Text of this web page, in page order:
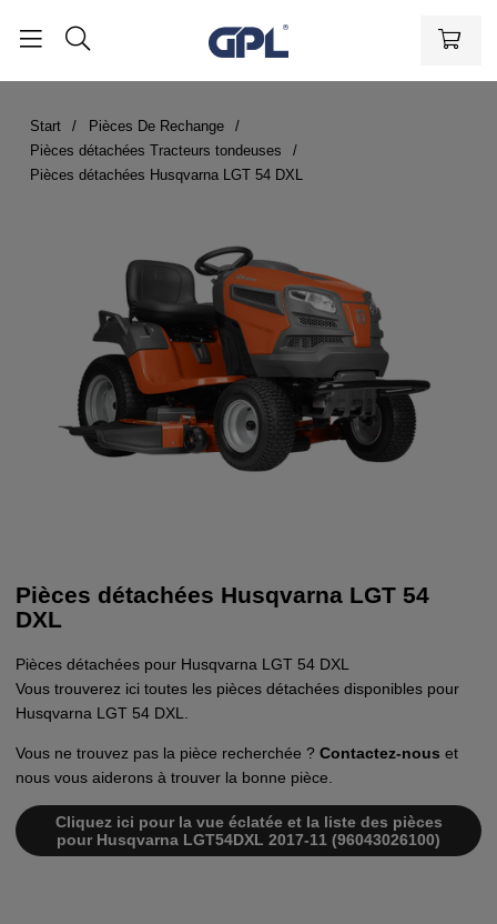
Start
Pièces De Rechange
Pièces détachées Tracteurs tondeuses
Pièces détachées Husqvarna LGT 54 DXL
Pièces détachées Husqvarna LGT 54
DXL
Pièces détachées pour Husqvarna LGT 54 DXL
Vous trouverez ici toutes les pièces détachées disponibles pour
Husqvarna LGT 54 DXL.
Vous ne trouvez pas la pièce recherchée ? Contactez-nous et
nous vous aiderons à trouver la bonne pièce.
Cliquez ici pour la vue éclatée et la liste des pièces
pour Husqvarna LGT54DXL 2017-11 (96043026100)